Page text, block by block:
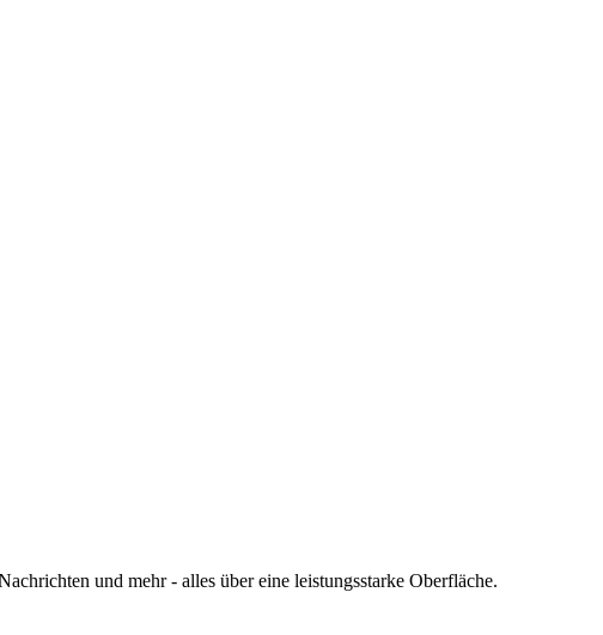
und mehr - alles über eine leistungsstarke Oberfläche.